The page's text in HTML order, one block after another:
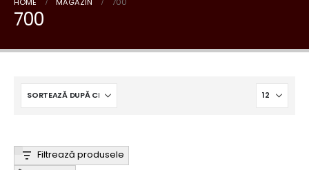
700
Filtrează produsele